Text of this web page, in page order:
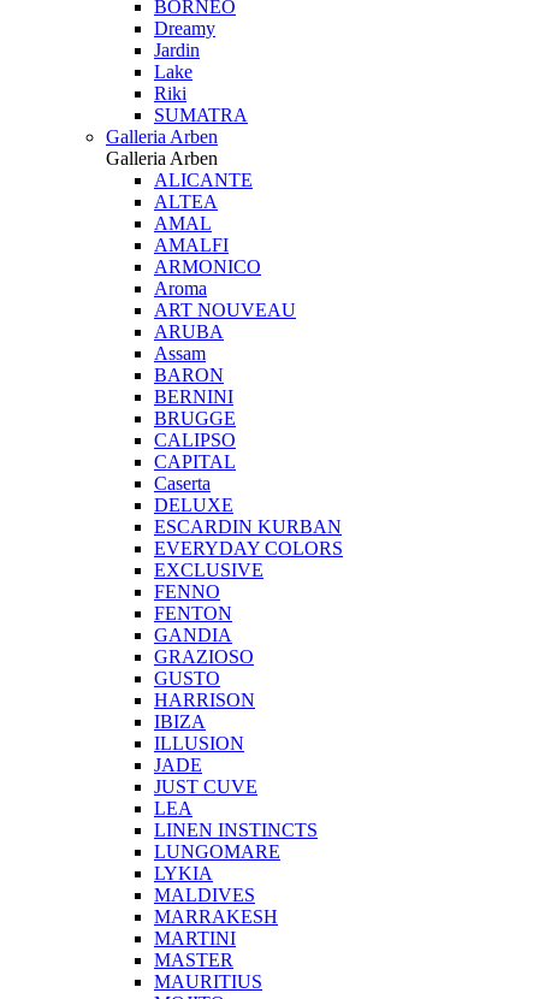
BORNEO
Dreamy
Jardin
Lake
Riki
SUMATRA
Galleria Arben
Galleria Arben
ALICANTE
ALTEA
AMAL
AMALFI
ARMONICO
Aroma
ART NOUVEAU
ARUBA
Assam
BARON
BERNINI
BRUGGE
CALIPSO
CAPITAL
Caserta
DELUXE
ESCARDIN KURBAN
EVERYDAY COLORS
EXCLUSIVE
FENNO
FENTON
GANDIA
GRAZIOSO
GUSTO
HARRISON
IBIZA
ILLUSION
JADE
JUST CUVE
LEA
LINEN INSTINCTS
LUNGOMARE
LYKIA
MALDIVES
MARRAKESH
MARTINI
MASTER
MAURITIUS